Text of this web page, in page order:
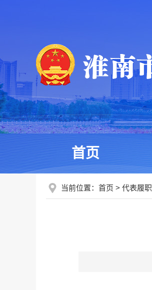
首页
当前位置： 首页 > 代表履职